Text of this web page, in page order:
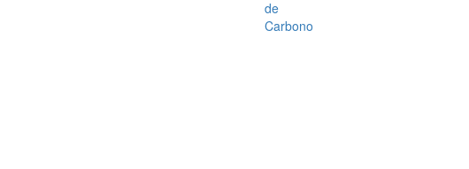
de
Carbono